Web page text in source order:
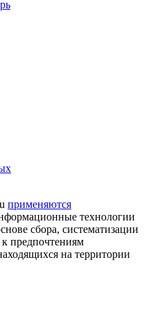
применяются
технологии
сбора, систематизации
предпочтениям
на территории